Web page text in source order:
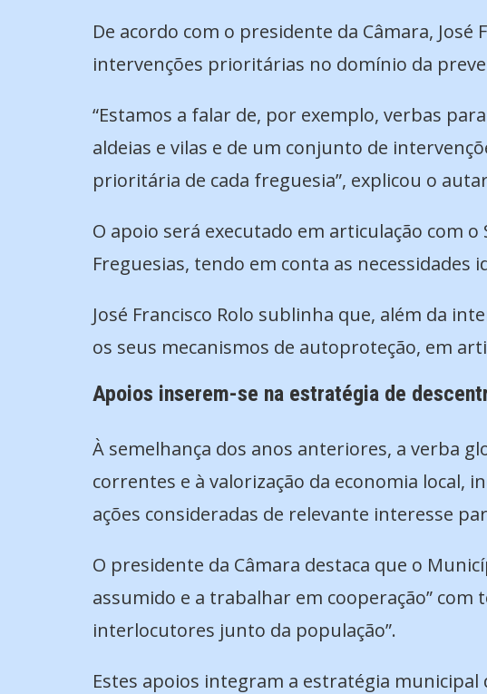
De acordo com o presidente da Câmara,
intervenções prioritárias no domínio da
“Estamos a falar de, por exemplo, verbas
aldeias e vilas e de um conjunto de
prioritária de cada freguesia”, explicou o
O apoio será executado em articulação com
Freguesias, tendo em conta as
José Francisco Rolo sublinha que, além da
os seus mecanismos de autoproteção, em
Apoios inserem-se na estratégia de
À semelhança dos anos anteriores, a verba
correntes e à valorização da economia local,
ações consideradas de relevante interesse
O presidente da Câmara destaca que o
assumido e a trabalhar em cooperação”
interlocutores junto da população”.
Estes apoios integram a estratégia municipal